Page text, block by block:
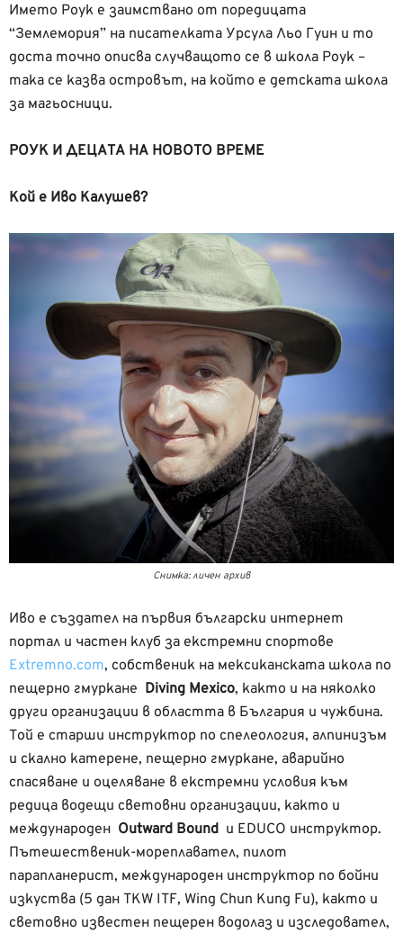
Името Роук е заимствано от поредицата
“Землемория” на писателката Урсула Льо Гуин и то
доста точно описва случващото се в школа Роук –
така се казва островът, на който е детската школа
за магьосници.
РОУК И ДЕЦАТА НА НОВОТО ВРЕМЕ
Кой е Иво Калушев?
Снимка: личен архив
Иво e създател на първия български интернет
портал и частен клуб за екстремни спортове
Extremno.com, собственик на мексиканската школа по
пещерно гмуркане Diving Mexico, както и на няколко
други организации в областта в България и чужбина.
Той е старши инструктор по спелеология, алпинизъм
и скално катерене, пещерно гмуркане, аварийно
спасяване и оцеляване в екстремни условия към
редица водещи световни организации, както и
международен Outward Bound и EDUCO инструктор.
Пътешественик-мореплавател, пилот
парапланерист, международен инструктор по бойни
изкуства (5 дан TKW ITF, Wing Chun Kung Fu), както и
световно известен пещерен водолаз и изследовател,